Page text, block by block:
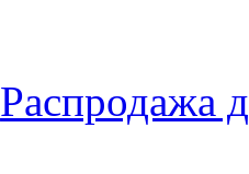
Распродажа